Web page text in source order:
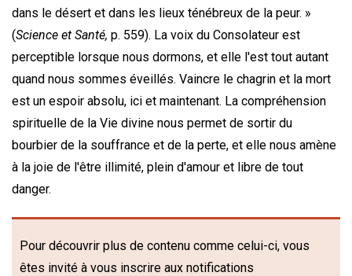
dans le désert et dans les lieux ténébreux de la peur. »
(Science et Santé, p. 559). La voix du Consolateur est
perceptible lorsque nous dormons, et elle l'est tout autant
quand nous sommes éveillés. Vaincre le chagrin et la mort
est un espoir absolu, ici et maintenant. La compréhension
spirituelle de la Vie divine nous permet de sortir du
bourbier de la souffrance et de la perte, et elle nous amène
à la joie de l'être illimité, plein d'amour et libre de tout
danger.
Pour découvrir plus de contenu comme celui-ci, vous
êtes invité à vous inscrire aux notifications